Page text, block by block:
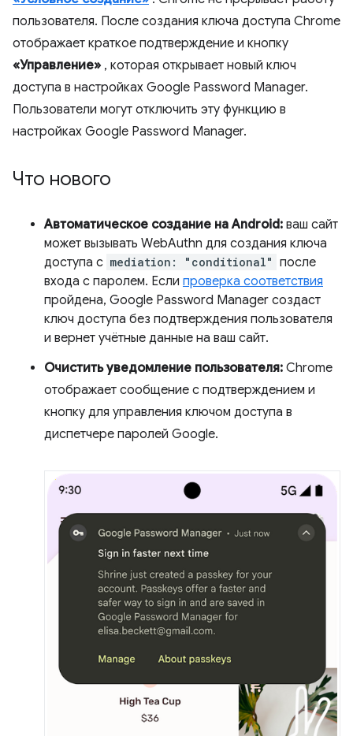
пользователя. После создания ключа доступа Chrome
отображает краткое подтверждение и кнопку
«Управление» , которая открывает новый ключ
доступа в настройках Google Password Manager.
Пользователи могут отключить эту функцию в
настройках Google Password Manager.
Что нового
Автоматическое создание на Android: ваш сайт
может вызывать WebAuthn для создания ключа
доступа с mediation: "conditional" после
входа с паролем. Если проверка соответствия
пройдена, Google Password Manager создаст
ключ доступа без подтверждения пользователя
и вернет учётные данные на ваш сайт.
Очистить уведомление пользователя: Chrome
отображает сообщение с подтверждением и
кнопку для управления ключом доступа в
диспетчере паролей Google.